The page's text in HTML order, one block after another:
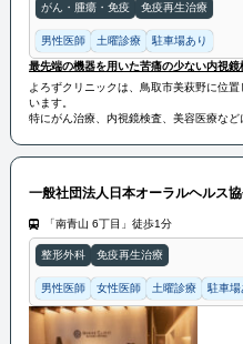
がん・腫瘍・免疫 免疫再生治療
男性医師 土曜診療 駐車場あり
よろずクリニックは、鳥取市美萩野に位
います。
特にがん治療、内視鏡検査、美容医療な
また、健康管理や生活習慣病の予防・治
一般社団法人日本オーラルヘルス
「南青山 6丁目」徒歩1分
整形外科 免疫再生治療
男性医師 女性医師 土曜診療 駐車場